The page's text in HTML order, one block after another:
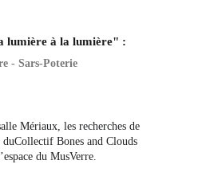
lumière à la lumière" :
- Sars-Poterie
Mériaux, les recherches de
Bones and Clouds
du MusVerre.